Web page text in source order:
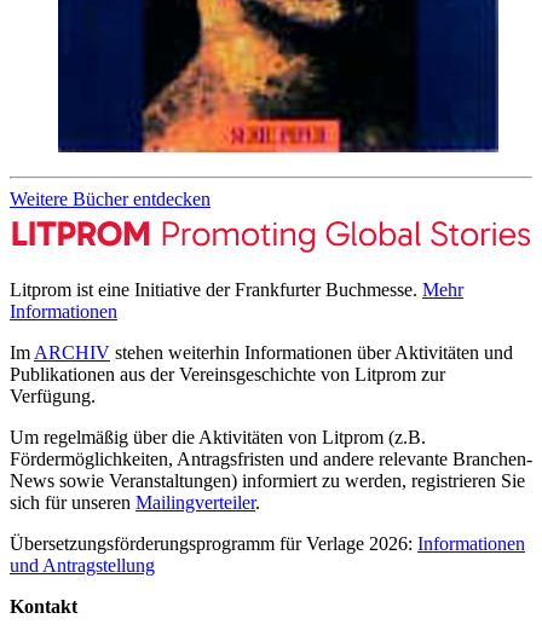
Weitere Bücher entdecken
Litprom ist eine Initiative der Frankfurter Buchmesse. Mehr
Informationen
Im ARCHIV stehen weiterhin Informationen über Aktivitäten und
Publikationen aus der Vereinsgeschichte von Litprom zur
Verfügung.
Um regelmäßig über die Aktivitäten von Litprom (z.B.
Fördermöglichkeiten, Antragsfristen und andere relevante Branchen-
News sowie Veranstaltungen) informiert zu werden, registrieren Sie
sich für unseren Mailingverteiler.
Übersetzungsförderungsprogramm für Verlage 2026: Informationen
und Antragstellung
Kontakt